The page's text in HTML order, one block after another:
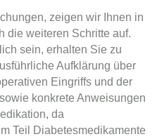
zeigen wir Ihnen in
die weiteren Schritte auf.
sein, erhalten Sie zu
Aufklärung über
Eingriffs und der
konkrete Anweisungen
da
Teil Diabetesmedikamente